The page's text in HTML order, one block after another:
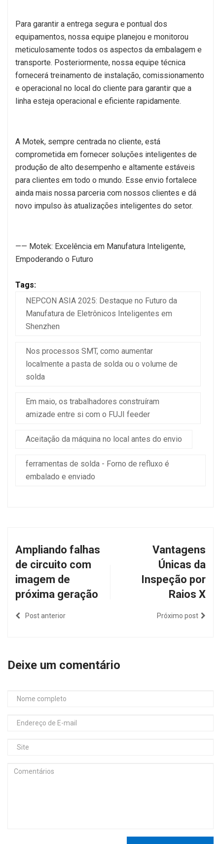
Para garantir a entrega segura e pontual dos
equipamentos, nossa equipe planejou e monitorou
meticulosamente todos os aspectos da embalagem e
transporte. Posteriormente, nossa equipe técnica
fornecerá treinamento de instalação, comissionamento
e operacional no local do cliente para garantir que a
linha esteja operacional e eficiente rapidamente.
A Motek, sempre centrada no cliente, está
comprometida em fornecer soluções inteligentes de
produção de alto desempenho e altamente estáveis
para clientes em todo o mundo. Esse envio fortalece
ainda mais nossa parceria com nossos clientes e dá
novo impulso às atualizações inteligentes do setor.
—— Motek: Excelência em Manufatura Inteligente,
Empoderando o Futuro
Tags:
NEPCON ASIA 2025: Destaque no Futuro da
Manufatura de Eletrônicos Inteligentes em
Shenzhen
Nos processos SMT, como aumentar
localmente a pasta de solda ou o volume de
solda
Em maio, os trabalhadores construíram
amizade entre si com o FUJI feeder
Aceitação da máquina no local antes do envio
ferramentas de solda - Forno de refluxo é
embalado e enviado
Ampliando falhas
de circuito com
imagem de
próxima geração
Post anterior
Vantagens
Únicas da
Inspeção por
Raios X
Próximo post
Deixe um comentário